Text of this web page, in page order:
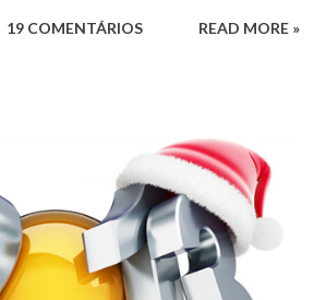
do Brasil é feita de invasão,
19 COMENTÁRIOS READ MORE »